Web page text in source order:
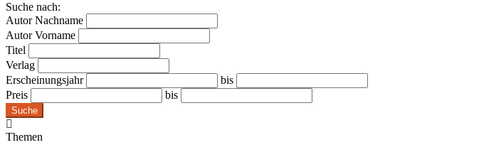
Suche nach:
Autor Nachname
Autor Vorname
Titel
Verlag
Erscheinungsjahr
bis
Preis
bis
Suche
Themen